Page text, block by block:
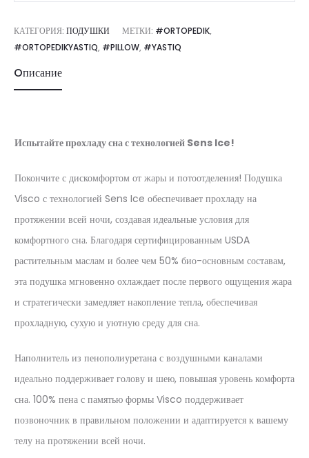
КАТЕГОРИЯ: ПОДУШКИ МЕТКИ: #ORTOPEDIK,
#ORTOPEDIKYASTIQ, #PILLOW, #YASTIQ
Oписание
Испытайте прохладу сна с технологией Sens Ice!
Покончите с дискомфортом от жары и потоотделения! Подушка
Visco с технологией Sens Ice обеспечивает прохладу на
протяжении всей ночи, создавая идеальные условия для
комфортного сна. Благодаря сертифицированным USDA
растительным маслам и более чем 50% био-основным составам,
эта подушка мгновенно охлаждает после первого ощущения жара
и стратегически замедляет накопление тепла, обеспечивая
прохладную, сухую и уютную среду для сна.
Наполнитель из пенополиуретана с воздушными каналами
идеально поддерживает голову и шею, повышая уровень комфорта
сна. 100% пена с памятью формы Visco поддерживает
позвоночник в правильном положении и адаптируется к вашему
телу на протяжении всей ночи.